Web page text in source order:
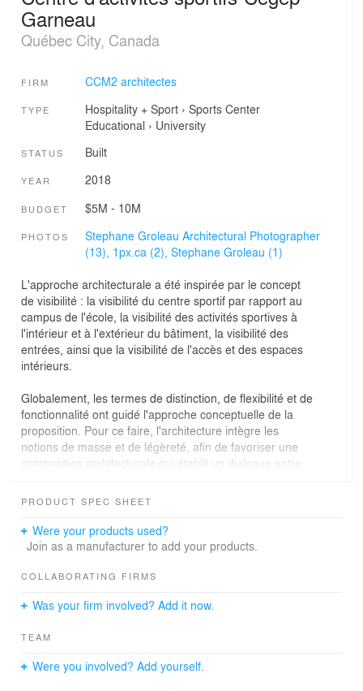
Garneau
Québec City, Canada
FIRM CCM2 architectes
TYPE Hospitality + Sport› Sports Center
Educational › University
STATUS Built
YEAR 2018
BUDGET $5M - 10M
PHOTOS
Stephane Groleau Architectural Photographer
(13), 1px.ca (2), Stephane Groleau (1)
L'approche architecturale a été inspirée par le concept
de visibilité : la visibilité du centre sportif par rapport au
campus de l'école, la visibilité des activités sportives à
l'intérieur et à l'extérieur du bâtiment, la visibilité des
entrées, ainsi que la visibilité de l'accès et des espaces
intérieurs.
Globalement, les termes de distinction, de flexibilité et de
fonctionnalité ont guidé l'approche conceptuelle de la
proposition. Pour ce faire, l'architecture intègre les
notions de masse et de légèreté, afin de favoriser une
composition architecturale qui établit un dialogue entre
renouvellement. La volonté d'offrir une ambiance
architecturale en revisitant les textures et les matériaux
afin d'introduire une nouvelle relation avec le site et ses
conception. De plus, l'intégration de nouvelles sources
améliorer la qualité des ambiances intérieures. Enfin,
important, des principes de signalétique ont été mis en
serait associée aux équipes sportives de l'établissement.
PRODUCT SPEC SHEET
Were your products used?
Join as a manufacturer to add your products.
COLLABORATING FIRMS
Was your firm involved? Add it now.
TEAM
Were you involved? Add yourself.